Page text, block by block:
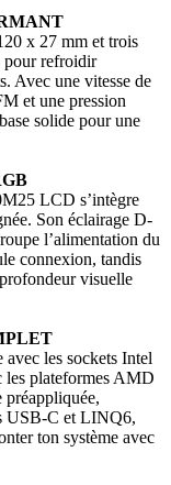
x 27 mm et trois
pour refroidir
Avec une vitesse de
et une pression
solide pour une
LCD s’intègre
Son éclairage D-
l’alimentation du
connexion, tandis
visuelle
les sockets Intel
les plateformes AMD
USB-C et LINQ6,
ton système avec